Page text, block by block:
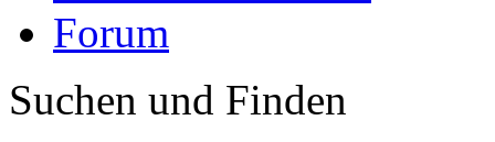
Forum
Suchen und Finden